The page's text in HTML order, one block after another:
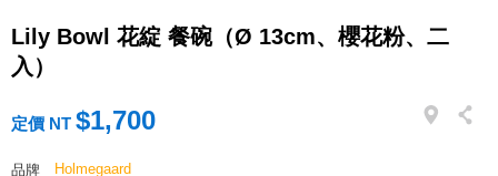
Lily Bowl 花綻 餐碗（Ø 13cm、櫻花粉、二
入）
定價 NT $1,700
品牌
Holmegaard